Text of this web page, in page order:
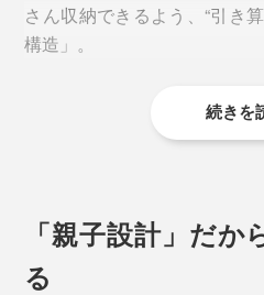
さん収納できるよう、“引き
構造」。
続きを
「親子設計」だか
る